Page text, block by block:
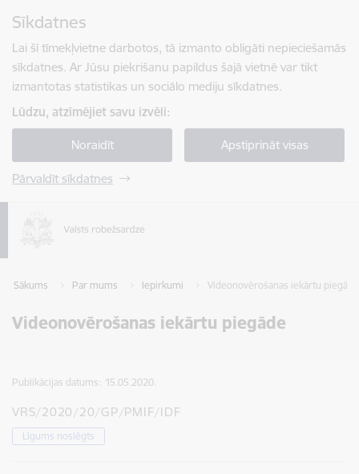
Sīkdatnes
Lai šī tīmekļvietne darbotos, tā izmanto obligāti nepieciešamās
sīkdatnes. Ar Jūsu piekrišanu papildus šajā vietnē var tikt
izmantotas statistikas un sociālo mediju sīkdatnes.
Lūdzu, atzīmējiet savu izvēli:
Noraidīt Apstiprināt visas
Pārvaldīt sīkdatnes
Sākums Par mums Iepirkumi Videonovērošanas iekārtu piegāde
Videonovērošanas iekārtu piegāde
Publikācijas datums: 15.05.2020.
VRS/2020/20/GP/PMIF/IDF
Līgums noslēgts